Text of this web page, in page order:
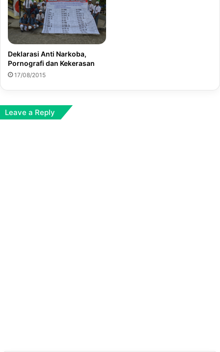
Deklarasi Anti Narkoba,
Pornografi dan Kekerasan
17/08/2015
Leave a Reply